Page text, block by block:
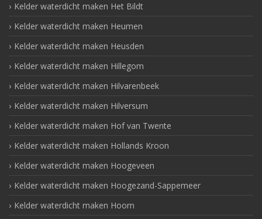
Kelder waterdicht maken Het Bildt
Kelder waterdicht maken Heumen
Kelder waterdicht maken Heusden
Kelder waterdicht maken Hillegom
Kelder waterdicht maken Hilvarenbeek
Kelder waterdicht maken Hilversum
Kelder waterdicht maken Hof van Twente
Kelder waterdicht maken Hollands Kroon
Kelder waterdicht maken Hoogeveen
Kelder waterdicht maken Hoogezand-Sappemeer
Kelder waterdicht maken Hoorn